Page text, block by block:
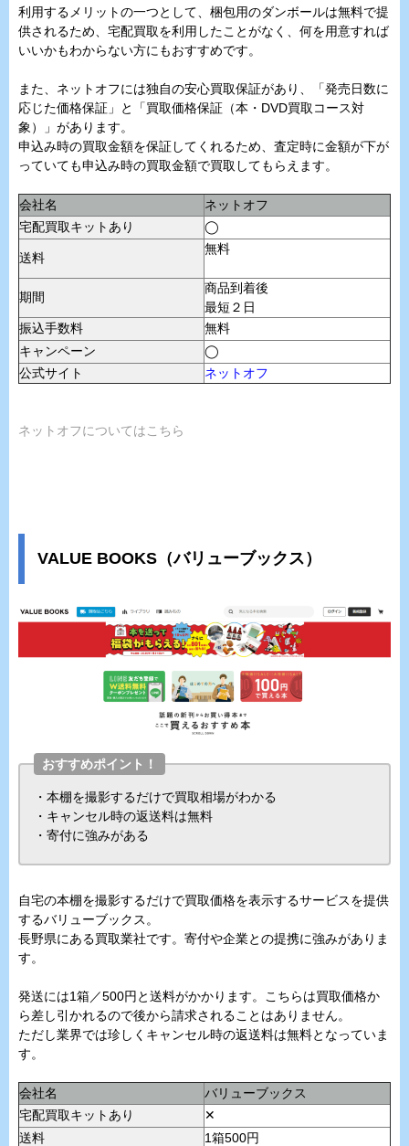
利用するメリットの一つとして、梱包用のダンボールは無料で提
供されるため、宅配買取を利用したことがなく、何を用意すれば
いいかもわからない方にもおすすめです。
また、ネットオフには独自の安心買取保証があり、「発売日数に
応じた価格保証」と「買取価格保証（本・DVD買取コース対
象）」があります。
申込み時の買取金額を保証してくれるため、査定時に金額が下が
っていても申込み時の買取金額で買取してもらえます。
会社名
ネットオフ
宅配買取キットあり
◯
送料
無料
期間
商品到着後
最短２日
振込手数料
無料
キャンペーン
◯
公式サイト
ネットオフ
ネットオフについてはこちら
VALUE BOOKS（バリューブックス）
おすすめポイント！
・本棚を撮影するだけで買取相場がわかる
・キャンセル時の返送料は無料
・寄付に強みがある
自宅の本棚を撮影するだけで買取価格を表示するサービスを提供
するバリューブックス。
長野県にある買取業社です。寄付や企業との提携に強みがありま
す。
発送には1箱／500円と送料がかかります。こちらは買取価格か
ら差し引かれるので後から請求されることはありません。
ただし業界では珍しくキャンセル時の返送料は無料となっていま
す。
会社名
バリューブックス
宅配買取キットあり
✕
送料
1箱500円